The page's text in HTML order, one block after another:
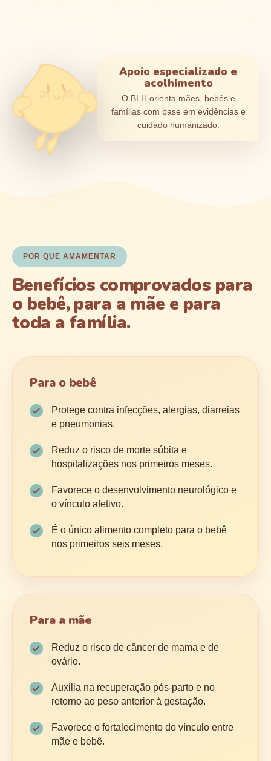
Apoio especializado e
acolhimento
O BLH orienta mães, bebês e
famílias com base em evidências e
cuidado humanizado.
POR QUE AMAMENTAR
Benefícios comprovados para
o bebê, para a mãe e para
toda a família.
Para o bebê
Protege contra infecções, alergias, diarreias
e pneumonias.
Reduz o risco de morte súbita e
hospitalizações nos primeiros meses.
Favorece o desenvolvimento neurológico e
o vínculo afetivo.
É o único alimento completo para o bebê
nos primeiros seis meses.
Para a mãe
Reduz o risco de câncer de mama e de
ovário.
Auxilia na recuperação pós-parto e no
retorno ao peso anterior à gestação.
Favorece o fortalecimento do vínculo entre
mãe e bebê.